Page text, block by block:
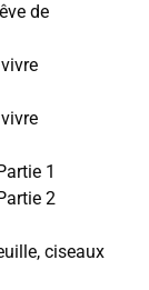
de
1
2
ciseaux